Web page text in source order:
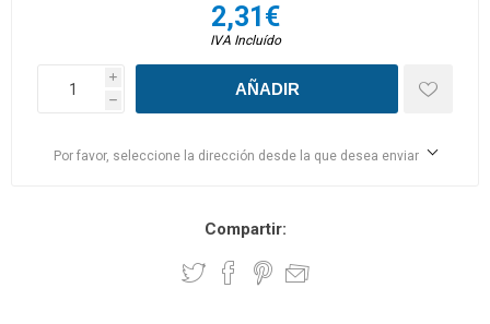
2,31€
IVA Incluído
i
h
Por favor, seleccione la dirección desde la que desea enviar
Compartir: